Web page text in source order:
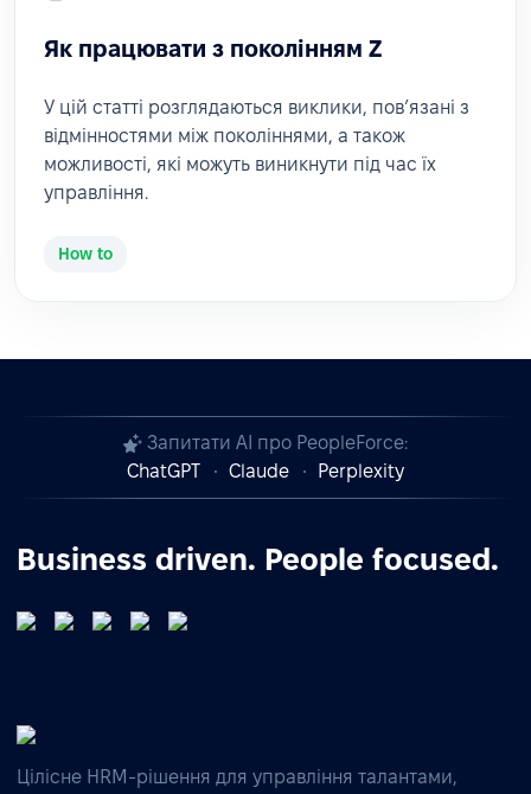
Як працювати з поколінням Z
У цій статті розглядаються виклики, пов’язані з
відмінностями між поколіннями, а також
можливості, які можуть виникнути під час їх
управління.
How to
Запитати AI про PeopleForce:
ChatGPT
Claude Perplexity
Business driven. People focused.
Цілісне HRM-рішення для управління талантами,